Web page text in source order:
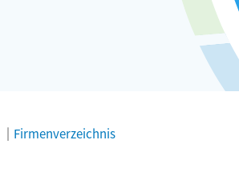
Firmenverzeichnis